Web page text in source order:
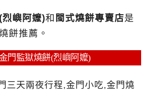
嶼阿嬤)和 閩式燒餅專賣店是
餅推薦。
門監獄燒餅(烈嶼阿嬤)